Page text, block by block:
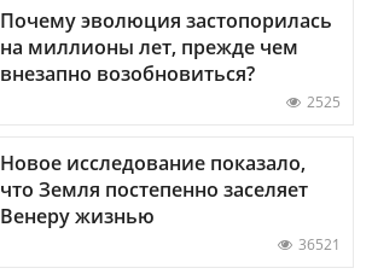
Почему эволюция застопорилась
на миллионы лет, прежде чем
внезапно возобновиться?
2525
Новое исследование показало,
что Земля постепенно заселяет
Венеру жизнью
36521